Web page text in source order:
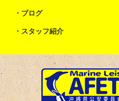
ブログ
スタッフ紹介